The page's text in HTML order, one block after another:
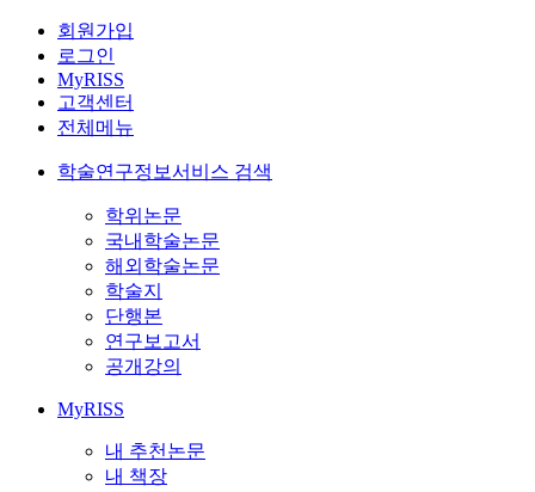
회원가입
로그인
MyRISS
고객센터
전체메뉴
학술연구정보서비스 검색
학위논문
국내학술논문
해외학술논문
학술지
단행본
연구보고서
공개강의
MyRISS
내 추천논문
내 책장